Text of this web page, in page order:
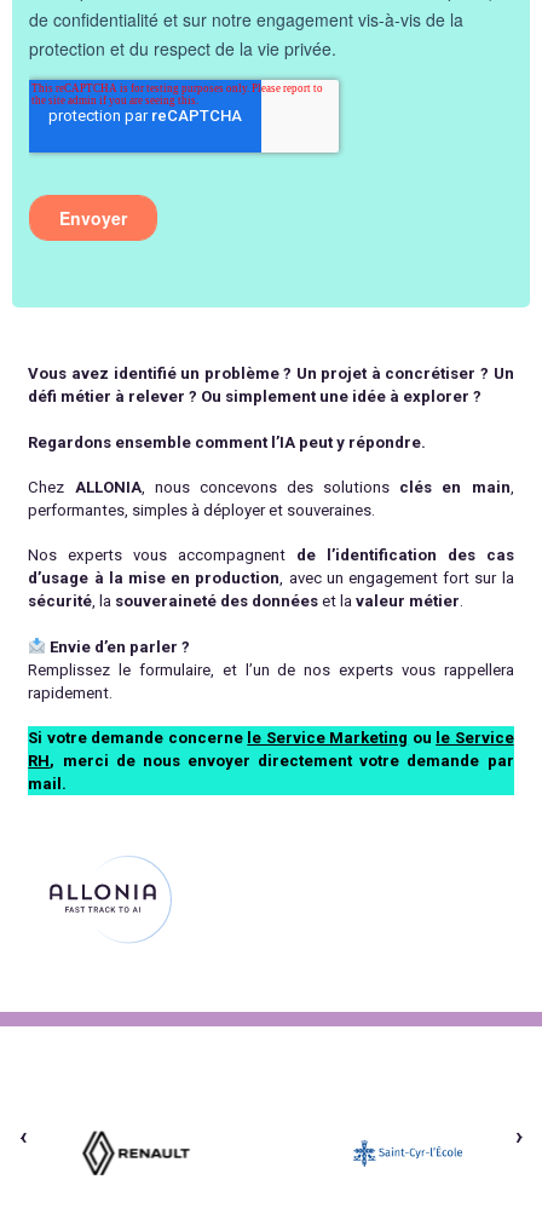
Vous avez identifié un problème ? Un projet à concrétiser ? Un
défi métier à relever ? Ou simplement une idée à explorer ?
Regardons ensemble comment l’IA peut y répondre.
Chez ALLONIA, nous concevons des solutions clés en main
performantes, simples à déployer et souveraines.
Nos experts vous accompagnent de l’identification des cas
d’usage à la mise en production, avec un engagement fort sur la
sécurité, la souveraineté des données et lavaleur métier.
Envie d’en parler ?
Remplissez le formulaire, et l’un de nos experts vous rappellera
rapidement.
Si votre demande concerne le Service Marketing ou le Service
RH, merci de nous envoyer directement votre demande par
mail.